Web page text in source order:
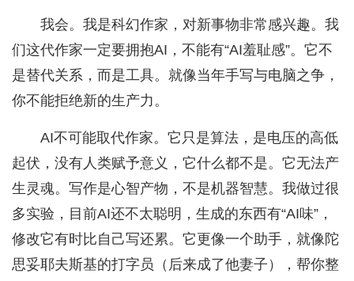
我会。我是科幻作家，对新事物非常感兴趣。我
们这代作家一定要拥抱AI，不能有“AI羞耻感”。它不
是替代关系，而是工具。就像当年手写与电脑之争，
你不能拒绝新的生产力。
AI不可能取代作家。它只是算法，是电压的高低
起伏，没有人类赋予意义，它什么都不是。它无法产
生灵魂。写作是心智产物，不是机器智慧。我做过很
多实验，目前AI还不太聪明，生成的东西有“AI味”，
修改它有时比自己写还累。它更像一个助手，就像陀
思妥耶夫斯基的打字员（后来成了他妻子），帮你整